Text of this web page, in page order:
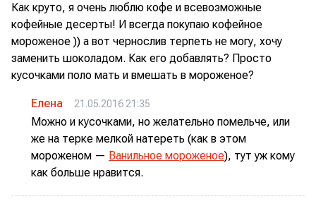
Как круто, я очень люблю кофе и всевозможные
кофейные десерты! И всегда покупаю кофейное
мороженое )) а вот чернослив терпеть не могу, хочу
заменить шоколадом. Как его добавлять? Просто
кусочками поло мать и вмешать в мороженое?
Елена 21.05.2016 21:35
Можно и кусочками, но желательно помельче, или
же на терке мелкой натереть (как в этом
мороженом — Ванильное мороженое), тут уж кому
как больше нравится.